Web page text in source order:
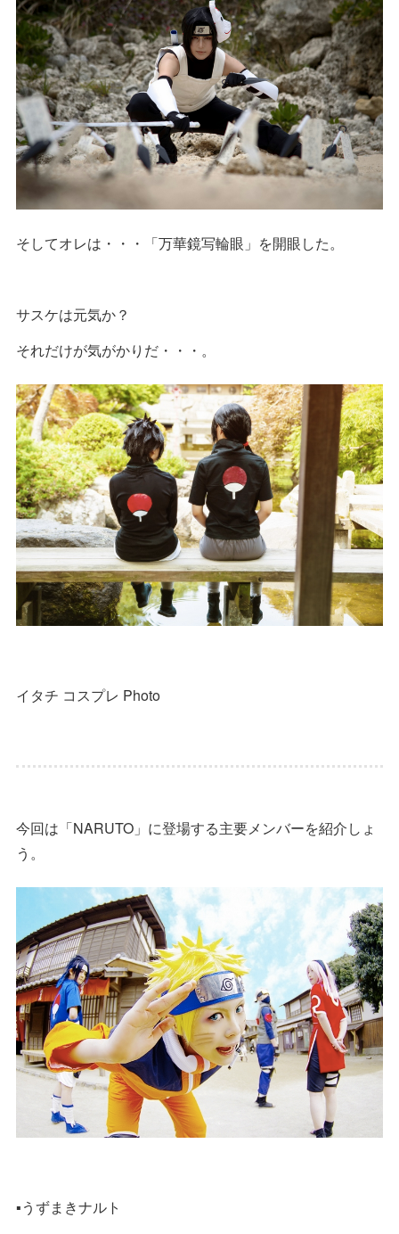
そしてオレは・・・「万華鏡写輪眼」を開眼した。
サスケは元気か？
それだけが気がかりだ・・・。
イタチ コスプレ Photo
今回は「NARUTO」に登場する主要メンバーを紹介しょ
う。
▪️うずまきナルト